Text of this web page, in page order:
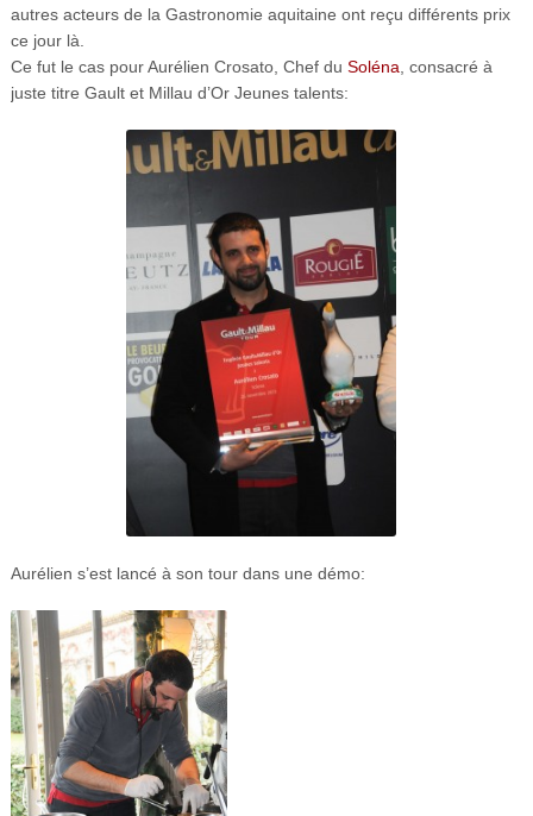
autres acteurs de la Gastronomie aquitaine ont reçu différents prix
ce jour là.
Ce fut le cas pour Aurélien Crosato, Chef du Soléna , consacré à
juste titre Gault et Millau d’Or Jeunes talents:
Aurélien s’est lancé à son tour dans une démo: